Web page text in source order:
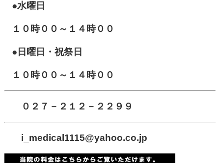
●水曜日
１０時００～１４時００
●日曜日・祝祭日
１０時００～１４時００
０２７－２１２－２２９９
i_medical1115@yahoo.co.jp